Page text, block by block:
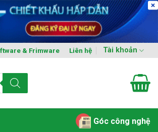
& Frimware Liên hệ Tài khoản
Góc công nghệ